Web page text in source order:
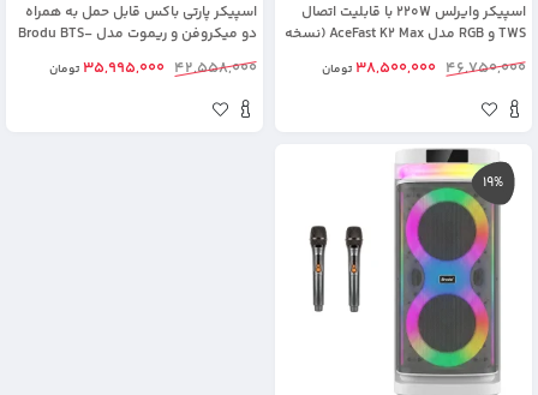
اسپیکر وایرلس 220W با قابلیت اتصال
TWS و RGB مدل AceFast K2 Max (نسخه
اورجینال + گارانتی شرکتی)
46,750,000
38,500,000تومان
اسپیکر پارتی باکس قابل حمل به همراه
دو میکروفن و ریموت مدل Brodu BTS-
2121
42,558,000
35,995,000تومان
19%